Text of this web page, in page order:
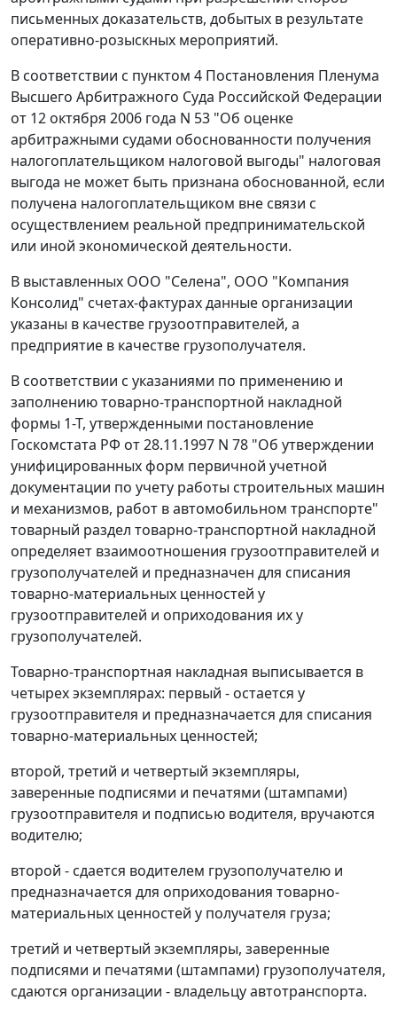
письменных доказательств, добытых в результате
оперативно-розыскных мероприятий.
В соответствии с пунктом 4 Постановления Пленума
Высшего Арбитражного Суда Российской Федерации
от 12 октября 2006 года N 53 "Об оценке
арбитражными судами обоснованности получения
налогоплательщиком налоговой выгоды" налоговая
выгода не может быть признана обоснованной, если
получена налогоплательщиком вне связи с
осуществлением реальной предпринимательской
или иной экономической деятельности.
В выставленных ООО "Селена", ООО "Компания
Консолид" счетах-фактурахданные организации
указаны в качестве грузоотправителей, а
предприятие в качестве грузополучателя.
В соответствии с указаниями по применению и
заполнению товарно-транспортной накладной
формы 1-Т, утвержденными постановление
Госкомстата РФ от 28.11.1997 N 78 "Об утверждении
унифицированных форм первичной учетной
документации по учету работы строительных машин
и механизмов, работ в автомобильном транспорте"
товарный раздел товарно-транспортной накладной
определяет взаимоотношения грузоотправителей и
грузополучателей и предназначен для списания
товарно-материальных ценностей у
грузоотправителей и оприходования их у
грузополучателей.
Товарно-транспортная накладная выписывается в
четырех экземплярах: первый - остается у
грузоотправителя и предназначается для списания
товарно-материальных ценностей;
второй, третий и четвертый экземпляры,
заверенные подписями и печатями (штампами)
грузоотправителя и подписью водителя, вручаются
водителю;
второй - сдается водителем грузополучателю и
предназначается для оприходования товарно-
материальных ценностей у получателя груза;
третий и четвертый экземпляры, заверенные
подписями и печатями (штампами) грузополучателя,
сдаются организации - владельцу автотранспорта.